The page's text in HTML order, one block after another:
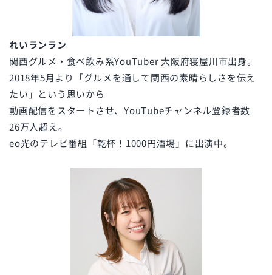
れいランラン
関西グルメ・食べ飲み系YouTuber 大阪府寝屋川市出身。
2018年5月より「グルメを通して関西の素晴らしさを伝え
たい」という思いから
動画配信をスタートさせ、YouTubeチャンネル登録者数
26万人超え。
eo光のテレビ番組「乾杯！1000円酒場」に出演中。